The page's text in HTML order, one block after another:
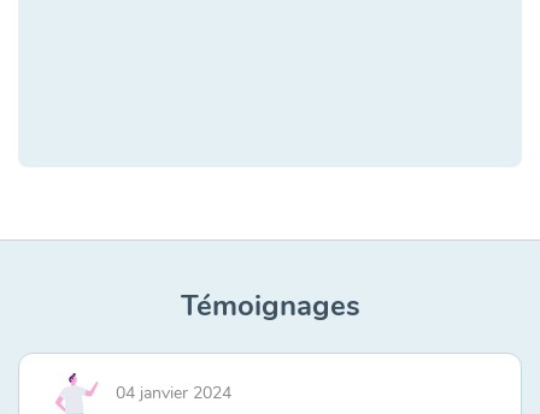
Témoignages
04 janvier 2024